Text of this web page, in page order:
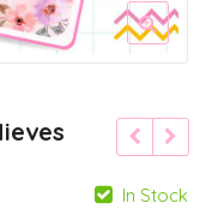
In Stock